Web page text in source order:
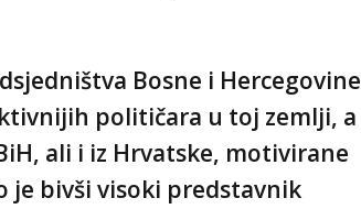
Bosne i Hercegovine
političara u toj zemlji, a
ali i iz Hrvatske, motivirane
je bivši visoki predstavnik